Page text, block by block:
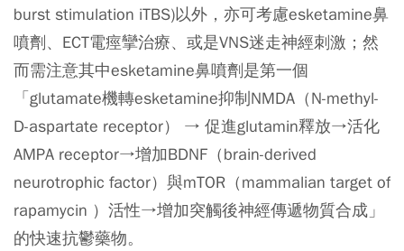
burst stimulation iTBS)以外，亦可考慮esketamine鼻
噴劑、ECT電痙攣治療、或是VNS迷走神經刺激；然
而需注意其中esketamine鼻噴劑是第一個
「glutamate機轉esketamine抑制NMDA（N-methyl-
D-aspartate receptor） → 促進glutamin釋放→活化
AMPA receptor→增加BDNF（brain-derived
neurotrophic factor）與mTOR（mammalian target of
rapamycin ）活性→增加突觸後神經傳遞物質合成」
的快速抗鬱藥物。